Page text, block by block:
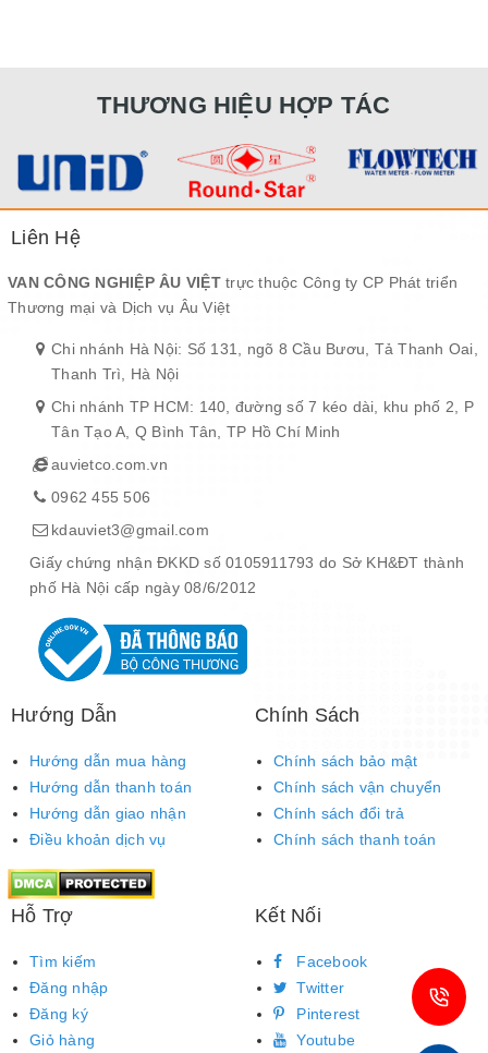
THƯƠNG HIỆU HỢP TÁC
Liên Hệ
VAN CÔNG NGHIỆP ÂU VIỆTtrực thuộc Công ty CP Phát triển
Thương mại và Dịch vụ Âu Việt
Chi nhánh Hà Nội: Số 131, ngõ 8 Cầu Bươu, Tả Thanh Oai,
Thanh Trì, Hà Nội
Chi nhánh TP HCM: 140, đường số 7 kéo dài, khu phố 2, P
Tân Tạo A, Q Bình Tân, TP Hồ Chí Minh
auvietco.com.vn
0962 455 506
kdauviet3@gmail.com
Giấy chứng nhận ĐKKD số 0105911793 do Sở KH&ĐT thành
phố Hà Nội cấp ngày 08/6/2012
Hướng Dẫn
Hướng dẫn mua hàng
Hướng dẫn thanh toán
Hướng dẫn giao nhận
Điều khoản dịch vụ
Chính Sách
Chính sách bảo mật
Chính sách vận chuyển
Chính sách đổi trả
Chính sách thanh toán
Hỗ Trợ
Tìm kiếm
Đăng nhập
Đăng ký
Giỏ hàng
Kết Nối
Facebook
Twitter
Pinterest
Youtube